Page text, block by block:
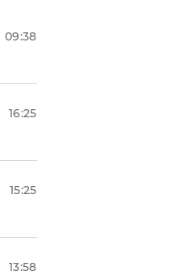
09:38
16:25
15:25
13:58